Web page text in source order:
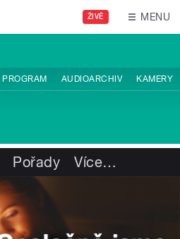
ŽIVĚ MENU
PROGRAM AUDIOARCHIV KAMERY
Pořady Více…